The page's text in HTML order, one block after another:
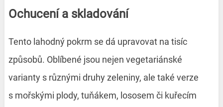
Ochucení a skladování
Tento lahodný pokrm se dá upravovat na tisíc
způsobů. Oblíbené jsou nejen vegetariánské
varianty s různými druhy zeleniny, ale také verze
s mořskými plody, tuňákem, lososem či kuřecím